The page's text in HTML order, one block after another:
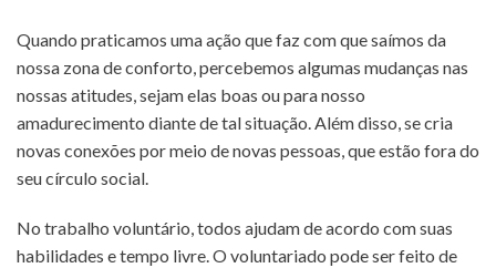
Quando praticamos uma ação que faz com que saímos da
nossa zona de conforto, percebemos algumas mudanças nas
nossas atitudes, sejam elas boas ou para nosso
amadurecimento diante de tal situação. Além disso, se cria
novas conexões por meio de novas pessoas, que estão fora do
seu círculo social.
No trabalho voluntário, todos ajudam de acordo com suas
habilidades e tempo livre. O voluntariado pode ser feito de